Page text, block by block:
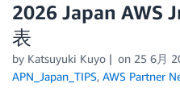
カテゴリ
エディション
2026 Japan AWS
表
by Katsuyuki Kuyo on 25 6月
APN_Japan_TIPS, AWS Partner